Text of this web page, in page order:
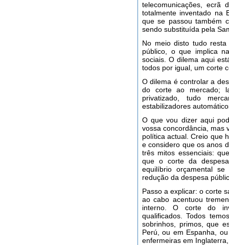
telecomunicações, ecrã
totalmente inventado na
que se passou também
sendo substituída pela
No meio disto tudo
público, o que implica
sociais. O dilema aqui
todos por igual, um corte
O dilema é controlar a
do corte ao mercado;
privatizado, tudo
estabilizadores
O que vou dizer aqui
vossa concordância, mas
política actual. Creio que
e considero que os anos
três mitos essenciais:
que o corte da
equilíbrio orçamental
redução da despesa
Passo a explicar: o corte
ao cabo acentuou
interno. O corte do
qualificados. Todos
sobrinhos, primos, que
Perú, ou em Espanha,
enfermeiras em